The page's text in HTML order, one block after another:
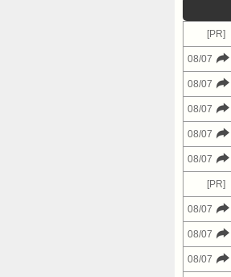
[PR]
08/07
08/07
08/07
08/07
08/07
[PR]
08/07
08/07
08/07